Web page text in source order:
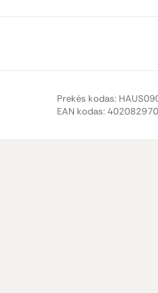
Prekės kodas:
EAN kodas: